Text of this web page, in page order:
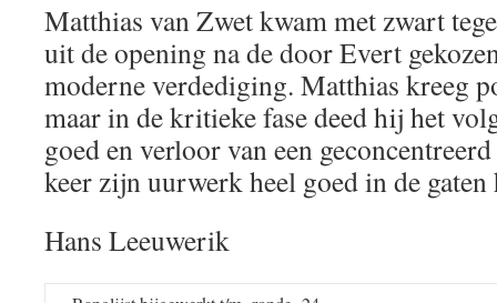
Matthias van Zwet kwam met zwart
uit de opening na de door Evert
moderne verdediging. Matthias kreeg
maar in de kritieke fase deed hij het
goed en verloor van een
keer zijn uurwerk heel goed in de
Hans Leeuwerik